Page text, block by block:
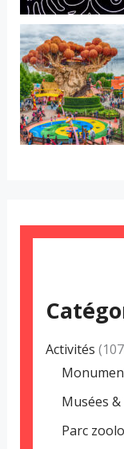
Activités
Musées &
Parc